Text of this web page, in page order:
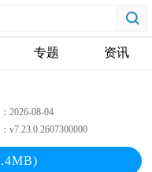
专题 资讯
2026-08-04
v7.23.0.2607300000